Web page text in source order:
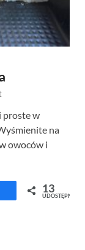
proste w
na
owoców i
13
UDOSTĘPNIEŃ